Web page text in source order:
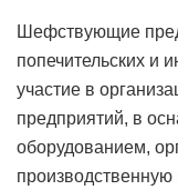
Шефствующие
попечительских и
участие в
предприятий, в
оборудованием,
производственную